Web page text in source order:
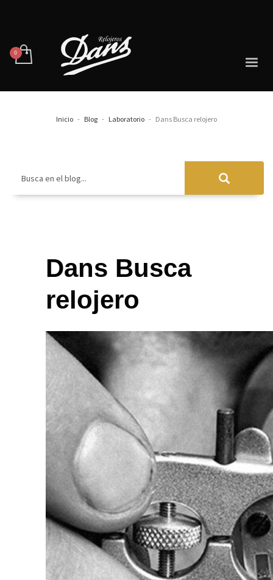
Inicio Blog Laboratorio Dans Busca relojero
Busca en el blog...
Dans Busca
relojero